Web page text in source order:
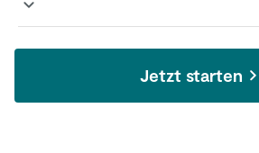
finanziell unter die Arme
nicht nur der Umzug an sich,
erste Wohnung auch
eingerichtet werden. Darüber
Sie mit dem angesparten
Einfach abschalten und die
gerade nach Abschluss einer
eines Studiums sehnen sich
Jetzt starten